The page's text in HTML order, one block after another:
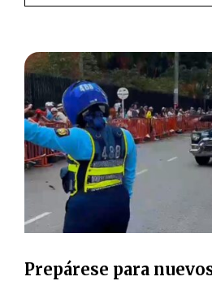
Prepárese para